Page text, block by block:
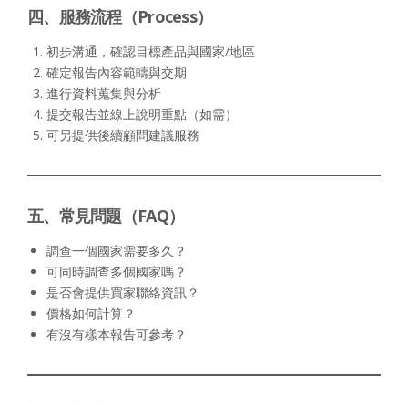
四、服務流程（Process）
初步溝通，確認目標產品與國家/地區
確定報告內容範疇與交期
進行資料蒐集與分析
提交報告並線上說明重點（如需）
可另提供後續顧問建議服務
五、常見問題（FAQ）
調查一個國家需要多久？
可同時調查多個國家嗎？
是否會提供買家聯絡資訊？
價格如何計算？
有沒有樣本報告可參考？